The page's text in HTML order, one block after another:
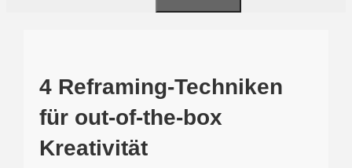
4 Reframing-Techniken
für out-of-the-box
Kreativität